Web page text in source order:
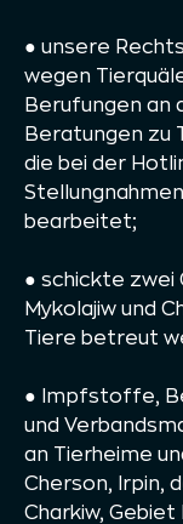
● unsere
wegen
Berufungen an
Beratungen zu
die bei der
bearbeitet;
● schickte zwei
Mykolajiw und
Tiere betreut
● Impfstoffe,
und
an Tierheime
Cherson, Irpin,
Charkiw,